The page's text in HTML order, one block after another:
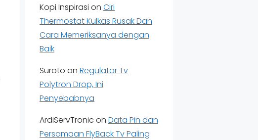
Kopi Inspirasi on Ciri
Thermostat Kulkas Rusak Dan
Cara Memeriksanya dengan
Baik
Suroto on Regulator Tv
Polytron Drop, Ini
Penyebabnya
ArdiServTronic on Data Pin dan
Persamaan FlyBack Tv Paling